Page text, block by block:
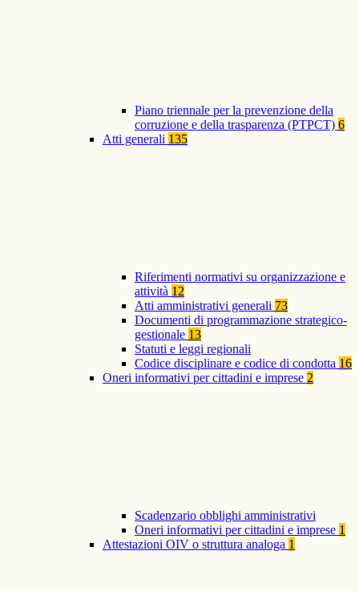
Piano triennale per la prevenzione della
corruzione e della trasparenza (PTPCT) 6
Atti generali 135
Riferimenti normativi su organizzazione e
attività 12
Atti amministrativi generali 73
Documenti di programmazione strategico-
gestionale 13
Statuti e leggi regionali
Codice disciplinare e codice di condotta 16
Oneri informativi per cittadini e imprese 2
Scadenzario obblighi amministrativi
Oneri informativi per cittadini e imprese 1
Attestazioni OIV o struttura analoga 1